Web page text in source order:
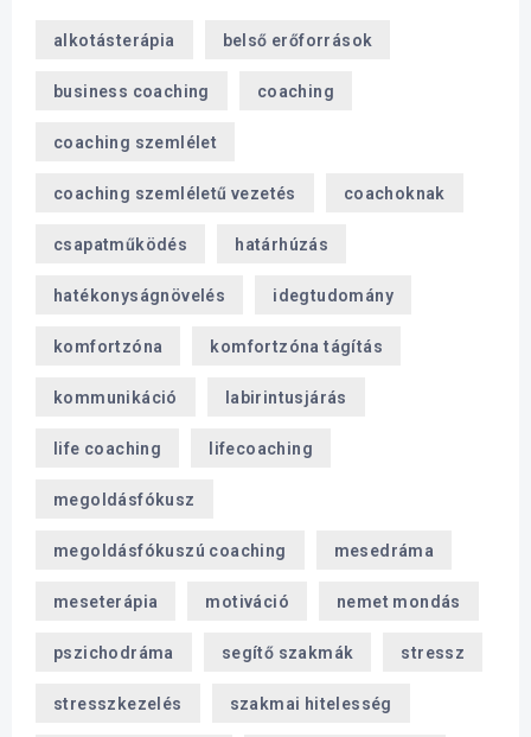
alkotásterápia belső erőforrások
business coaching coaching
coaching szemlélet
coaching szemléletű vezetés coachoknak
csapatműködés határhúzás
hatékonyságnövelés idegtudomány
komfortzóna komfortzóna tágítás
kommunikáció labirintusjárás
life coaching lifecoaching
megoldásfókusz
megoldásfókuszú coaching mesedráma
meseterápia motiváció nemet mondás
pszichodráma segítő szakmák stressz
stresszkezelés szakmai hitelesség